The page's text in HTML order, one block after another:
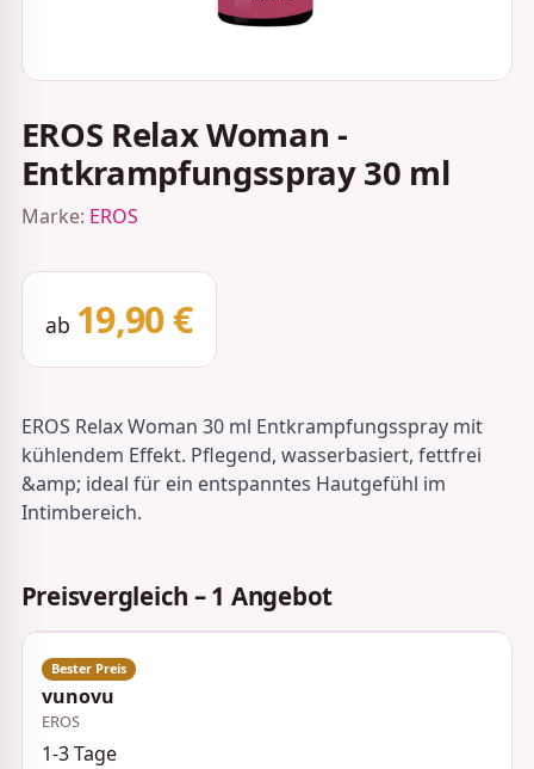
EROS Relax Woman -
Entkrampfungsspray 30 ml
Marke: EROS
ab 19,90 €
EROS Relax Woman 30 ml Entkrampfungsspray mit
kühlendem Effekt. Pflegend, wasserbasiert, fettfrei
&amp; ideal für ein entspanntes Hautgefühl im
Intimbereich.
Preisvergleich – 1 Angebot
vunovu
EROS
1-3 Tage